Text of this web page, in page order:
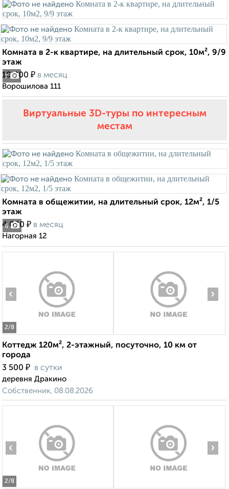
7
Комната в 2-к квартире, на длительный срок, 10м², 9/9
этаж
10 000 ₽ в месяц
Ворошилова 111
Виртуальные 3D-туры по интересным
местам
6
Комната в общежитии, на длительный срок, 12м², 1/5
этаж
4 000 ₽ в месяц
Нагорная 12
2/8
‹ ›
Коттедж 120м², 2-этажный, посуточно, 10 км от
города
3 500 ₽ в сутки
деревня Дракино
Собственник, 08.08.2026
2/8
‹ ›